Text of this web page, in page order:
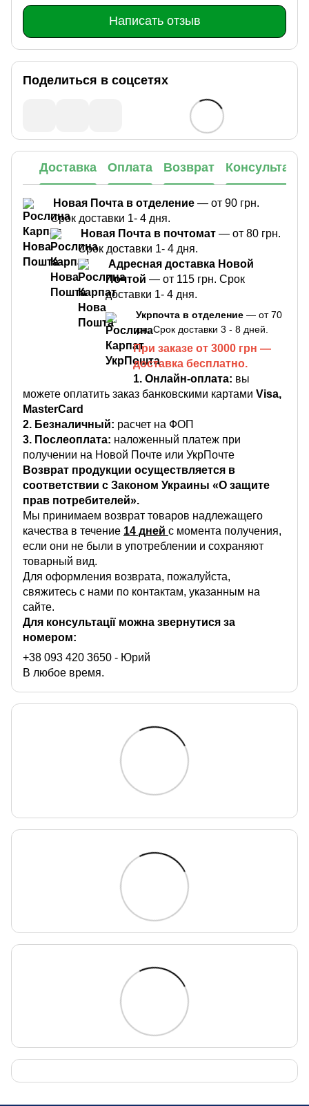
Написать отзыв
Поделиться в соцсетях
Доставка Оплата Возврат
Новая Почта в отделение — от 90 грн.
Срок доставки 1- 4 дня.
Новая Почта в почтомат — от 80 грн.
Срок доставки 1- 4 дня.
Адресная доставка Новой
Почтой — от 115 грн. Срок
доставки 1- 4 дня.
Укрпочта в отделение — от 70
грн. Срок доставки 3 - 8 дней.
При заказе от 3000 грн —
доставка бесплатно.
1. Онлайн-оплата: вы
можете оплатить заказ банковскими картами Visa,
MasterCard
2. Безналичный: расчет на ФОП
3. Послеоплата: наложенный платеж при
получении на Новой Почте или УкрПочте
Возврат продукции осуществляется в
соответствии с Законом Украины «О защите
прав потребителей».
Мы принимаем возврат товаров надлежащего
качества в течение 14 дней с момента получения,
если они не были в употреблении и сохраняют
товарный вид.
Для оформления возврата, пожалуйста,
свяжитесь с нами по контактам, указанным на
сайте.
Для консультації можна звернутися за
номером:
+38 093 420 3650 - Юрий
В любое время.